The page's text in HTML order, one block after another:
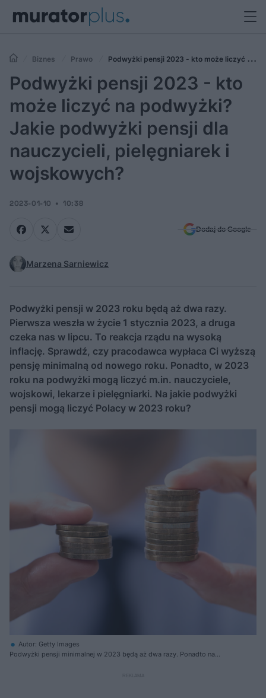
Biznes Prawo
Podwyżki pensji 2023 - kto może liczyć na
podwyżki? Jakie podwyżki pensji dla nauczycieli, pielęgniarek i
wojskowych?
Podwyżki pensji 2023 - kto
może liczyć na podwyżki?
Jakie podwyżki pensji dla
nauczycieli, pielęgniarek i
wojskowych?
2023-01-10 10:38
Dodaj do Google
Marzena Sarniewicz
Podwyżki pensji w 2023 roku będą aż dwa razy.
Pierwsza weszła w życie 1 stycznia 2023, a druga
czeka nas w lipcu. To reakcja rządu na wysoką
inflację. Sprawdź, czy pracodawca wypłaca Ci wyższą
pensję minimalną od nowego roku. Ponadto, w 2023
roku na podwyżki mogą liczyć m.in. nauczyciele,
wojskowi, lekarze i pielęgniarki. Na jakie podwyżki
pensji mogą liczyć Polacy w 2023 roku?
Autor: Getty Images
Podwyżki pensji minimalnej w 2023 będą aż dwa razy. Ponadto na